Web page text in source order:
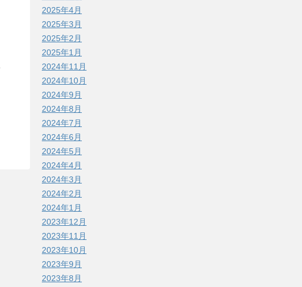
2025年4月
2025年3月
2025年2月
2025年1月
2024年11月
2024年10月
2024年9月
2024年8月
2024年7月
2024年6月
2024年5月
2024年4月
2024年3月
2024年2月
2024年1月
2023年12月
2023年11月
2023年10月
2023年9月
2023年8月